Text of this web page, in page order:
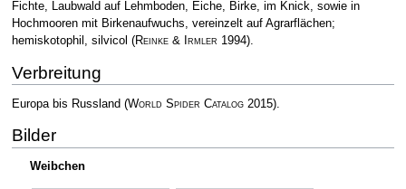
Fichte, Laubwald auf Lehmboden, Eiche, Birke, im Knick, sowie in
Hochmooren mit Birkenaufwuchs, vereinzelt auf Agrarflächen;
hemiskotophil, silvicol (Reinke & Irmler 1994).
Verbreitung
Europa bis Russland (World Spider Catalog2015).
Bilder
Weibchen